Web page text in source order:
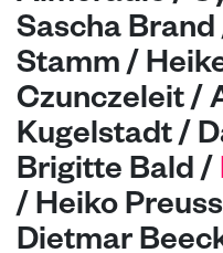
Sascha
Stamm /
Czunczeleit /
Kugelstadt /
Brigitte Bald /
/ Heiko
Dietmar